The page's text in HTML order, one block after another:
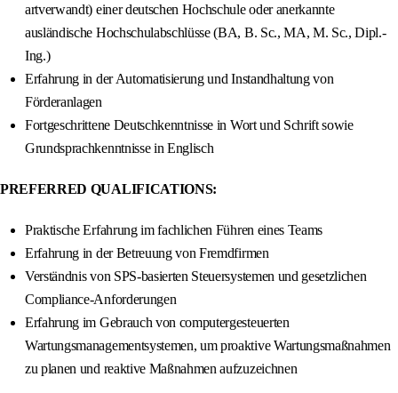
artverwandt) einer deutschen Hochschule oder anerkannte
ausländische Hochschulabschlüsse (BA, B. Sc., MA, M. Sc., Dipl.-
Ing.)
Erfahrung in der Automatisierung und Instandhaltung von
Förderanlagen
Fortgeschrittene Deutschkenntnisse in Wort und Schrift sowie
Grundsprachkenntnisse in Englisch
PREFERRED QUALIFICATIONS:
Praktische Erfahrung im fachlichen Führen eines Teams
Erfahrung in der Betreuung von Fremdfirmen
Verständnis von SPS-basierten Steuersystemen und gesetzlichen
Compliance-Anforderungen
Erfahrung im Gebrauch von computergesteuerten
Wartungsmanagementsystemen, um proaktive Wartungsmaßnahmen
zu planen und reaktive Maßnahmen aufzuzeichnen